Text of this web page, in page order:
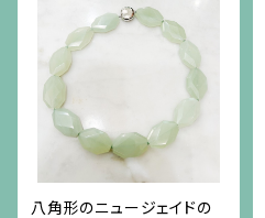
八角形のニュージェイドの